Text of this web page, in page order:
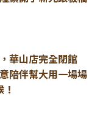
華山店完全閉館
陪伴幫大用一場場